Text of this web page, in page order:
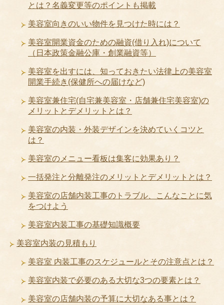
とは？名義変更等のポイントも掲載
美容室向きのいい物件を見つけた時には？
美容室開業資金のための融資(借り入れ)について
（日本政策金融公庫・創業融資等）
美容室を出すには、知っておきたい法律上の美容室
開業手続き(保健所への届けなど)
美容室兼住宅(自宅兼美容室・店舗兼住宅美容室)の
メリットとデメリットとは？
美容室の内装・外装デザインを決めていくコツと
は？
美容室のメニュー看板は集客に効果あり？
一括発注と分離発注のメリットとデメリットとは？
美容室の店舗内装工事のトラブル、こんなことに気
をつけよう
美容室内装工事の基礎知識概要
美容室内装の見積もり
美容室 内装工事のスケジュールとその注意点とは？
美容室内装で必要のある大切な3つの要素とは？
美容室の店舗内装の予算に大切なある事とは？